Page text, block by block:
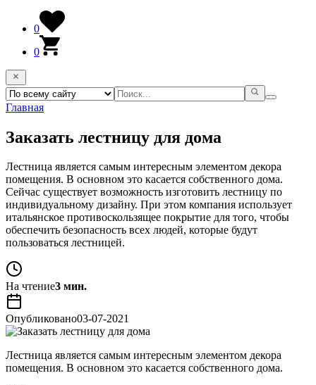
0
0
Главная
Заказать лестницу для дома
Лестница является самым интересным элементом декора
помещения. В основном это касается собственного дома.
Сейчас существует возможность изготовить лестницу по
индивидуальному дизайну. При этом компания использует
итальянское противоскользящее покрытие для того, чтобы
обеспечить безопасность всех людей, которые будут
пользоваться лестницей.
На чтение3 мин.
Опубликовано03-07-2021
Лестница является самым интересным элементом декора
помещения. В основном это касается собственного дома.